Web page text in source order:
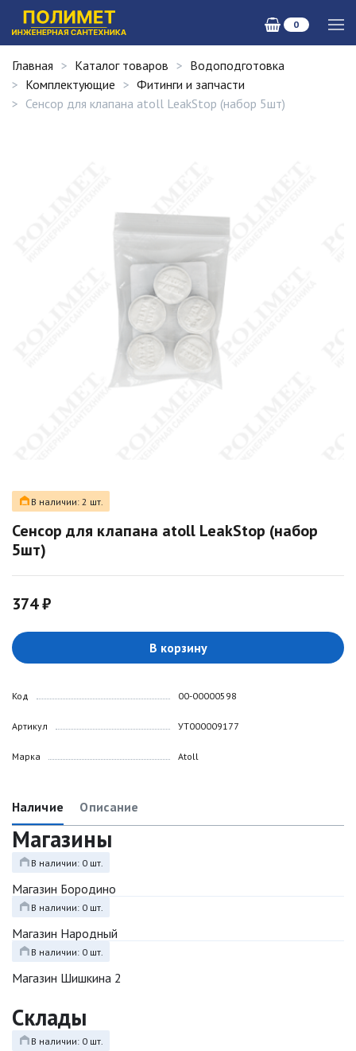
0
Главная Каталог товаров
Водоподготовка
Комплектующие
Фитинги и запчасти
Сенсор для клапана atoll LeakStop (набор 5шт)
В наличии: 2 шт.
Сенсор для клапана atoll LeakStop (набор
5шт)
374 ₽
В корзину
Код
Артикул
Марка
00-00000598
УТ000009177
Atoll
Наличие Описание
Магазины
В наличии: 0 шт.
Магазин Бородино
В наличии: 0 шт.
Магазин Народный
В наличии: 0 шт.
Магазин Шишкина 2
Склады
В наличии: 0 шт.